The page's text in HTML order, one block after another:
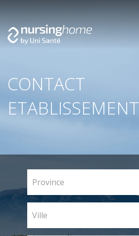
CONTACT
ETABLISSEMENT
Province
Ville